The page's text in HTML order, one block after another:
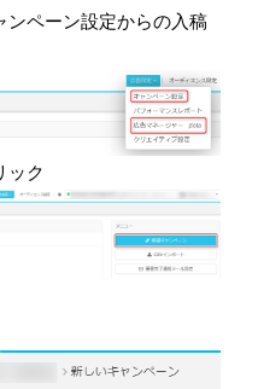
ンペーン設定からの入稿
ック